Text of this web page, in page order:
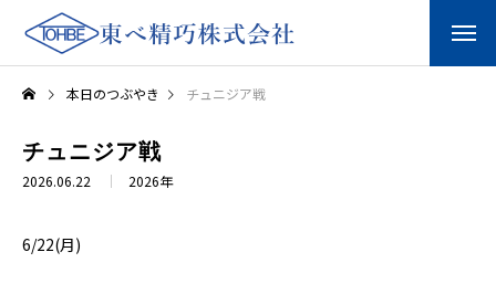
本日のつぶやき チュニジア戦
チュニジア戦
2026.06.22 2026年
6/22(月)